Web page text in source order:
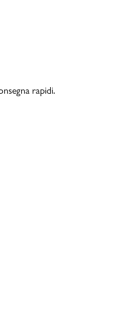
rapidi.